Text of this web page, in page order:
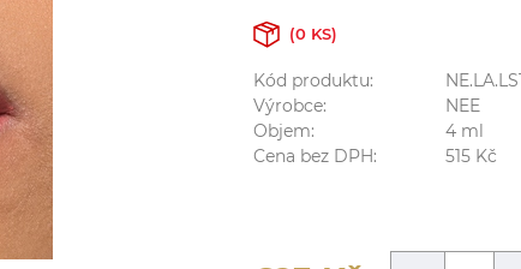
(0 KS)
Kód produktu:
Výrobce:
NEE
Objem:
4 ml
Cena bez DPH:
515 Kč